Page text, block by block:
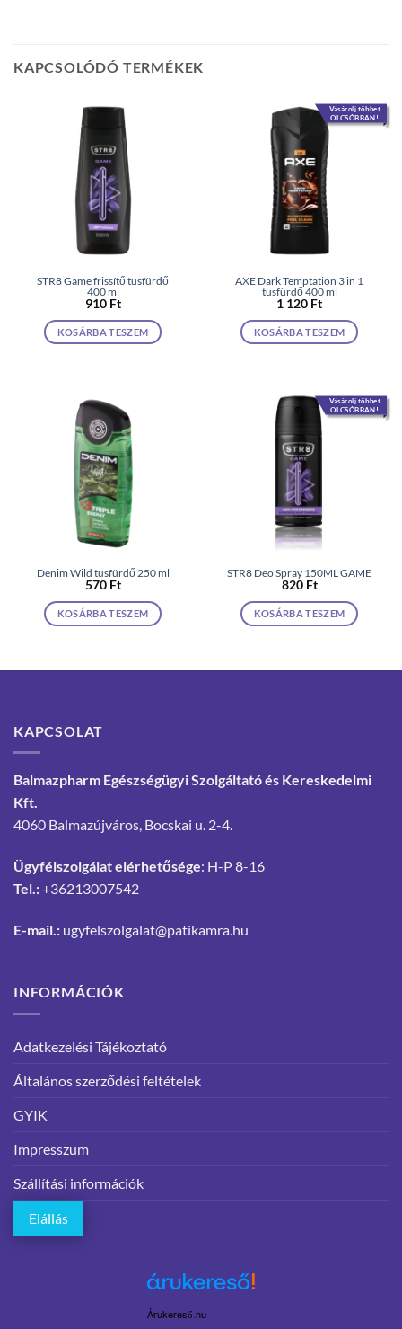
KAPCSOLÓDÓ TERMÉKEK
STR8 Game frissítő tusfürdő
400 ml
910 Ft
KOSÁRBA TESZEM
Vásárolj többet
OLCSÓBBAN!
AXE Dark Temptation 3 in 1
tusfürdő 400 ml
1 120 Ft
KOSÁRBA TESZEM
Denim Wild tusfürdő 250 ml
570 Ft
KOSÁRBA TESZEM
Vásárolj többet
OLCSÓBBAN!
STR8 Deo Spray 150ML GAME
820 Ft
KOSÁRBA TESZEM
KAPCSOLAT
Balmazpharm Egészségügyi Szolgáltató és Kereskedelmi
Kft.
4060 Balmazújváros, Bocskai u. 2-4.
Ügyfélszolgálat elérhetősége: H-P 8-16
Tel.:+36213007542
E-mail.: ugyfelszolgalat@patikamra.hu
INFORMÁCIÓK
Adatkezelési Tájékoztató
Általános szerződési feltételek
GYIK
Impresszum
Szállítási információk
Elállás
Árukereső.hu